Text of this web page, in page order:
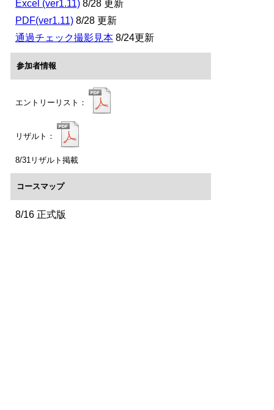
Excel (ver1.11) 8/28 更新
PDF(ver1.11) 8/28 更新
通過チェック撮影見本 8/24更新
参加者情報
エントリーリスト：
リザルト：
8/31リザルト掲載
コースマップ
8/16 正式版